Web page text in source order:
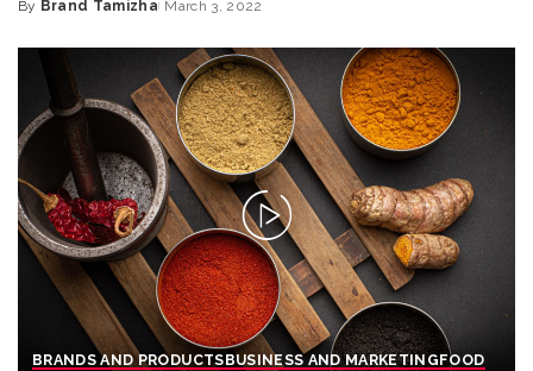
Posted
By Brand Tamizha March 3, 2022
BRANDS AND PRODUCTSBUSINESS AND MARKETINGFOOD